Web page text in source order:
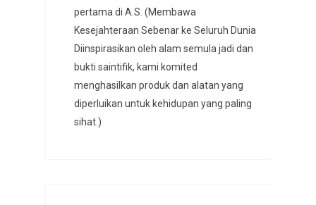
pertama di A.S. (Membawa
Kesejahteraan Sebenar ke Seluruh Dunia
Diinspirasikan oleh alam semula jadi dan
bukti saintifik, kami komited
menghasilkan produk dan alatan yang
diperluikan untuk kehidupan yang paling
sihat.)